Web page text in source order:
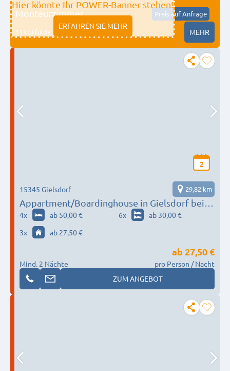
Hier könnte Ihr POWER-Banner stehen!
ERFAHREN SIE MEHR
Monteurzimmer Preis auf Anfrage
11333 fulda MEHR
2
Appartment/Boardinghouse in Gielsdorf bei
Strausberg
15345 Gielsdorf 29,82 km
4x ab 50,00 € 6x
ab 30,00 €
3x ab 27,50 €
Mind. 2 Nächte
ab 27,50 €
pro Person / Nacht
ZUM ANGEBOT